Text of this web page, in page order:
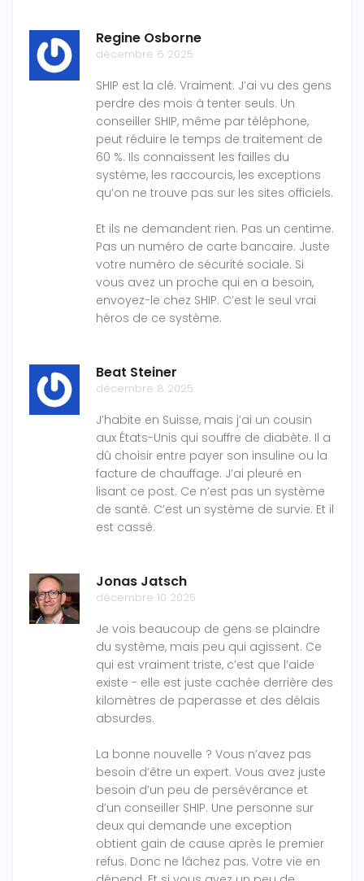
Regine Osborne
décembre 6 2025
SHIP est la clé. Vraiment. J’ai vu des gens
perdre des mois à tenter seuls. Un
conseiller SHIP, même par téléphone,
peut réduire le temps de traitement de
60 %. Ils connaissent les failles du
système, les raccourcis, les exceptions
qu’on ne trouve pas sur les sites officiels.
Et ils ne demandent rien. Pas un centime.
Pas un numéro de carte bancaire. Juste
votre numéro de sécurité sociale. Si
vous avez un proche qui en a besoin,
envoyez-le chez SHIP. C’est le seul vrai
héros de ce système.
Beat Steiner
décembre 8 2025
J’habite en Suisse, mais j’ai un cousin
aux États-Unis qui souffre de diabète. Il a
dû choisir entre payer son insuline ou la
facture de chauffage. J’ai pleuré en
lisant ce post. Ce n’est pas un système
de santé. C’est un système de survie. Et il
est cassé.
Jonas Jatsch
décembre 10 2025
Je vois beaucoup de gens se plaindre
du système, mais peu qui agissent. Ce
qui est vraiment triste, c’est que l’aide
existe - elle est juste cachée derrière des
kilomètres de paperasse et des délais
absurdes.
La bonne nouvelle ? Vous n’avez pas
besoin d’être un expert. Vous avez juste
besoin d’un peu de persévérance et
d’un conseiller SHIP. Une personne sur
deux qui demande une exception
obtient gain de cause après le premier
refus. Donc ne lâchez pas. Votre vie en